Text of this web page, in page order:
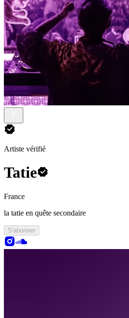
Artiste vérifié
Tatie
France
la tatie en quête secondaire
S'abonner